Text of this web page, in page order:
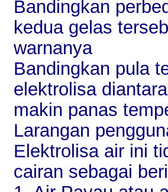
Bandingkan
kedua gelas
warnanya
Bandingkan pula
elektrolisa
makin panas
Larangan
Elektrolisa air ini
cairan sebagai